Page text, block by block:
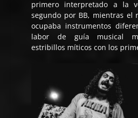
primero interpretado a la
segundo por BB, mientras el
ocupaba instrumentos
labor de guía musical
estribillos míticos con los